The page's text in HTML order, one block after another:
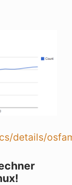
details/